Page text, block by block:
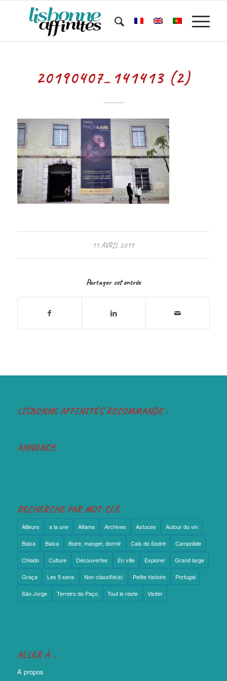
20190407_141413 (2)
11 AVRIL 2019
Partager cet entrée
LISBONNE AFFINITÉS RECOMMANDE :
ANNONCE
RECHERCHE PAR MOT-CLÉ
Ailleurs a la une Alfama Archives Astuces Autour du vin
Baixa Baixa Boire, manger, dormir Cais do Sodré Campolide
Chiado Culture Découvertes En ville Explorer Grand large
Graça Les 5 sens Non classifié(e) Petite histoire Portugal
São Jorge Terreiro do Paço Tout le reste Visiter
ALLER À …
A propos